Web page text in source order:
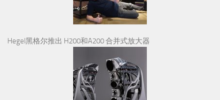
Hegel黑格尔推出 H200和A200 合并式放大器